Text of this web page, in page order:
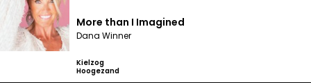
More than I Imagined
Dana Winner
Kielzog
Hoogezand